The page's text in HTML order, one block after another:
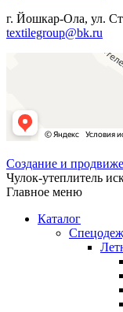
г. Йошкар-Ола, ул.
textilegroup@bk.ru
Создание и
Чулок-утеплитель
Главное меню
Каталог